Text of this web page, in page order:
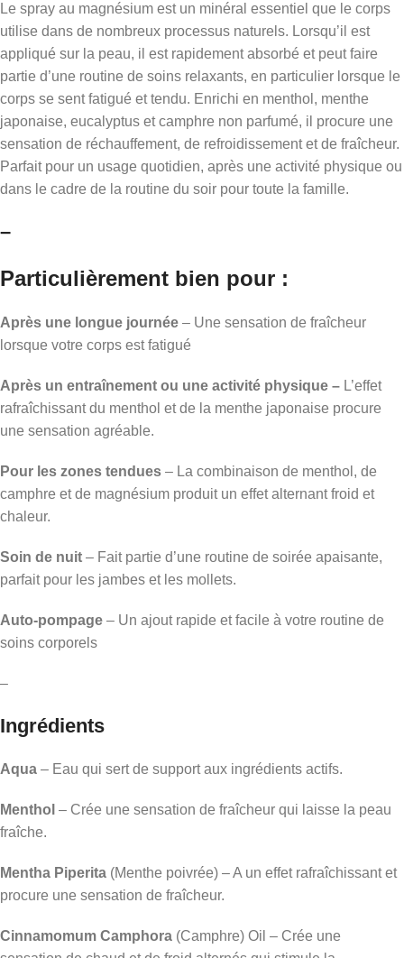
Le spray au magnésium est un minéral essentiel que le corps
utilise dans de nombreux processus naturels. Lorsqu’il est
appliqué sur la peau, il est rapidement absorbé et peut faire
partie d’une routine de soins relaxants, en particulier lorsque le
corps se sent fatigué et tendu. Enrichi en menthol, menthe
japonaise, eucalyptus et camphre non parfumé, il procure une
sensation de réchauffement, de refroidissement et de fraîcheur.
Parfait pour un usage quotidien, après une activité physique ou
dans le cadre de la routine du soir pour toute la famille.
–
Particulièrement bien pour :
Après une longue journée – Une sensation de fraîcheur
lorsque votre corps est fatigué
Après un entraînement ou une activité physique – L’effet
rafraîchissant du menthol et de la menthe japonaise procure
une sensation agréable.
Pour les zones tendues – La combinaison de menthol, de
camphre et de magnésium produit un effet alternant froid et
chaleur.
Soin de nuit – Fait partie d’une routine de soirée apaisante,
parfait pour les jambes et les mollets.
Auto-pompage – Un ajout rapide et facile à votre routine de
soins corporels
–
Ingrédients
Aqua – Eau qui sert de support aux ingrédients actifs.
Menthol – Crée une sensation de fraîcheur qui laisse la peau
fraîche.
Mentha Piperita (Menthe poivrée) – A un effet rafraîchissant et
procure une sensation de fraîcheur.
Cinnamomum Camphora (Camphre) Oil – Crée une